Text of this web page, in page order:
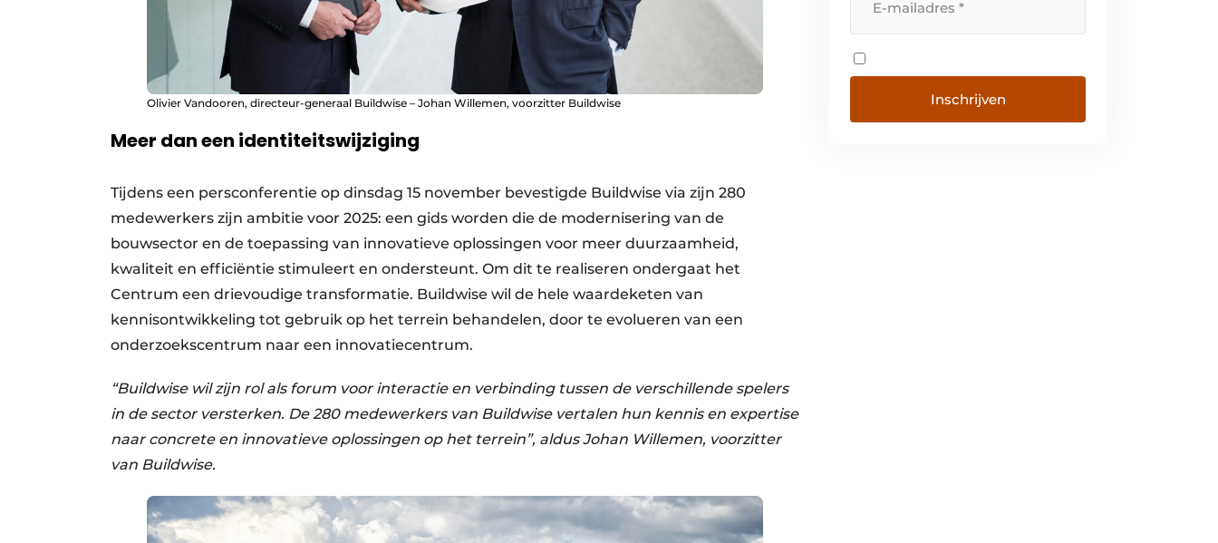
Olivier Vandooren, directeur-generaal Buildwise – Johan Willemen, voorzitter Buildwise
Meer dan een identiteitswijziging
Tijdens een persconferentie op dinsdag 15 november bevestigde Buildwise via zijn 280
medewerkers zijn ambitie voor 2025: een gids worden die de modernisering van de
bouwsector en de toepassing van innovatieve oplossingen voor meer duurzaamheid,
kwaliteit en efficiëntie stimuleert en ondersteunt. Om dit te realiseren ondergaat het
Centrum een drievoudige transformatie. Buildwise wil de hele waardeketen van
kennisontwikkeling tot gebruik op het terrein behandelen, door te evolueren van een
onderzoekscentrum naar een innovatiecentrum. ​
“Buildwise wil zijn rol als forum voor interactie en verbinding tussen de verschillende spelers
in de sector versterken. De 280 medewerkers van Buildwise vertalen hun kennis en expertise
naar concrete en innovatieve oplossingen op het terrein”, aldus Johan Willemen, voorzitter
van Buildwise.